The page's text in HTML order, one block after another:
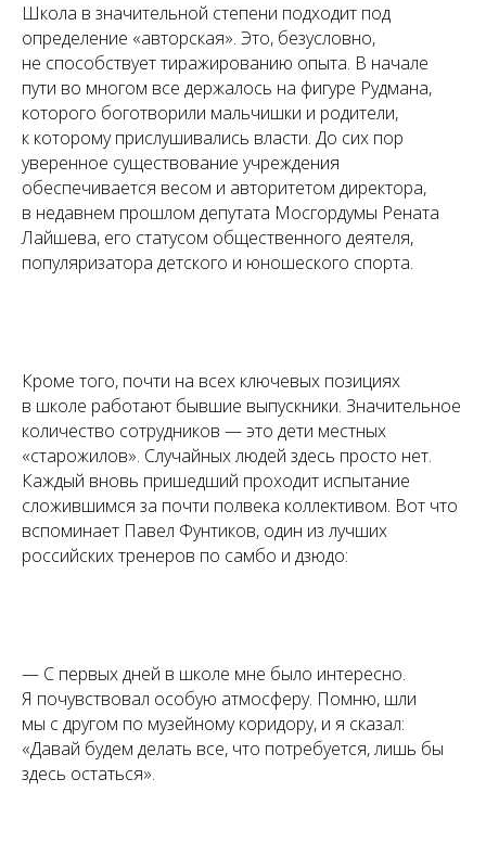
Школа в значительной степени подходит под
определение «авторская». Это, безусловно,
не способствует тиражированию опыта. В начале
пути во многом все держалось на фигуре Рудмана,
которого боготворили мальчишки и родители,
к которому прислушивались власти. До сих пор
уверенное существование учреждения
обеспечивается весом и авторитетом директора,
в недавнем прошлом депутата Мосгордумы Рената
Лайшева, его статусом общественного деятеля,
популяризатора детского и юношеского спорта.
Кроме того, почти на всех ключевых позициях
в школе работают бывшие выпускники. Значительное
количество сотрудников — это дети местных
«старожилов». Случайных людей здесь просто нет.
Каждый вновь пришедший проходит испытание
сложившимся за почти полвека коллективом. Вот что
вспоминает Павел Фунтиков, один из лучших
российских тренеров по самбо и дзюдо:
— С первых дней в школе мне было интересно.
Я почувствовал особую атмосферу. Помню, шли
мы с другом по музейному коридору, и я сказал:
«Давай будем делать все, что потребуется, лишь бы
здесь остаться».